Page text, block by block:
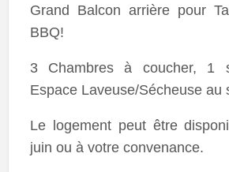
Grand Balcon arrière pour
BBQ!
3 Chambres à coucher, 1
Espace Laveuse/Sécheuse au
Le logement peut être
juin ou à votre convenance.